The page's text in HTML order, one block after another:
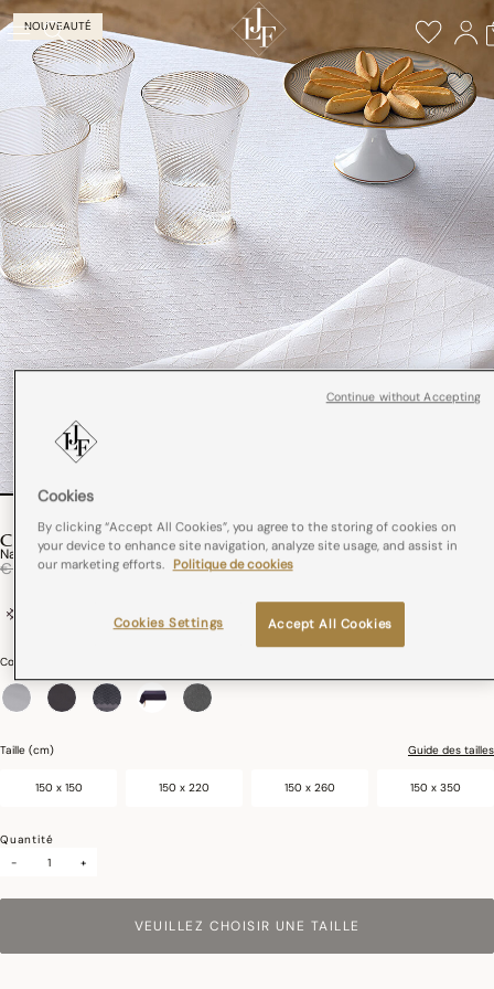
NOUVEAUTÉ
CLUB
Nappe Club Coton
Réduction de
€ 189,00à
€ 113,40
Couleurs :
Taille (cm) Guide des tailles
150 x 150 150 x 220 150 x 260 150 x 350
Quantité
-
+
VEUILLEZ CHOISIR UNE TAILLE
Cookies
By clicking “Accept All Cookies”, you agree to the storing of cookies on
your device to enhance site navigation, analyze site usage, and assist in
our marketing efforts. Politique de cookies
Accept All Cookies
Cookies Settings
Continue without Accepting